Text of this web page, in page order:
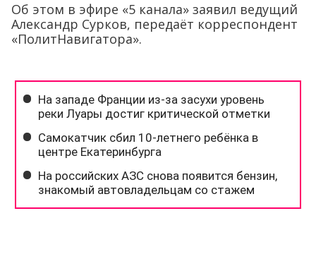
Об этом в эфире «5 канала» заявил ведущий
Александр Сурков, передаёт корреспондент
«ПолитНавигатора».